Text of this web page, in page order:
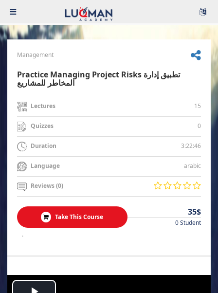
Management
Practice Managing Project Risks تطبيق إدارة
المخاطر للمشاريع
Lectures 15
Quizzes 0
Duration 3:22:46
Language arabic
Reviews (0)
Take This Course 35$
0 Student
.